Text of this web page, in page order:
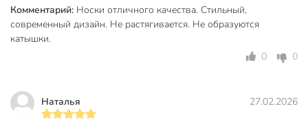
Страна производства
Беларусь
Сезонность
Пол
Комментарий: Носки отличного качества. Стильный,
современный дизайн. Не растягивается. Не образуются
катышки.
0
0
Наталья 27.02.2026